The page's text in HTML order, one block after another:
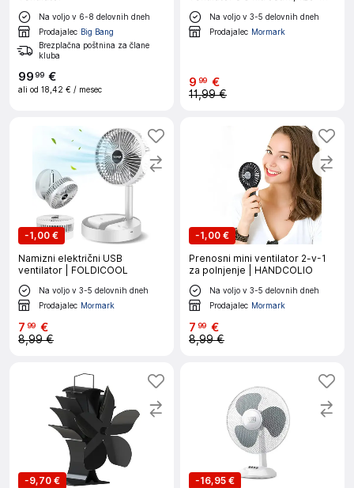
Na voljo v 6-8 delovnih dneh
Prodajalec Big Bang
Brezplačna poštnina za člane
kluba
9999 €
ali od 18,42 € / mesec
nihanjem in daljinskim
upravljalnikom | AIRCOLIO
Na voljo v 3-5 delovnih dneh
Prodajalec Mormark
9 99 €
11,99 €
-1,00 €
Namizni električni USB
ventilator | FOLDICOOL
Na voljo v 3-5 delovnih dneh
Prodajalec Mormark
7 99 €
8,99 €
-1,00 €
Prenosni mini ventilator 2-v-1
za polnjenje | HANDCOLIO
Na voljo v 3-5 delovnih dneh
Prodajalec Mormark
7 99 €
8,99 €
-9,70 €
-16,95 €